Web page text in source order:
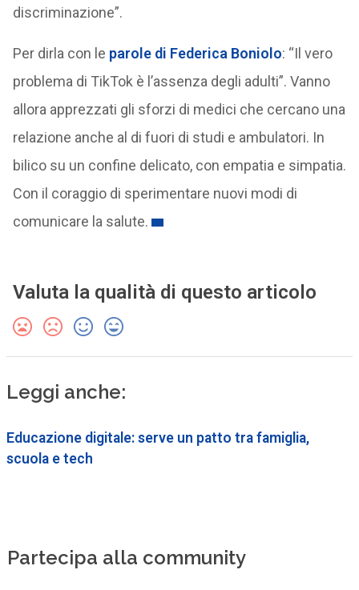
discriminazione”.
Per dirla con le parole di Federica Boniolo: “Il vero
problema di TikTok è l’assenza degli adulti”. Vanno
allora apprezzati gli sforzi di medici che cercano una
relazione anche al di fuori di studi e ambulatori. In
bilico su un confine delicato, con empatia e simpatia.
Con il coraggio di sperimentare nuovi modi di
comunicare la salute.
Valuta la qualità di questo articolo
Leggi anche:
Educazione digitale: serve un patto tra famiglia,
scuola e tech
Partecipa alla community